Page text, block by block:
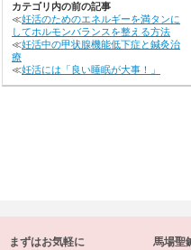
カテゴリ内の前の記事
≪妊活のためのエネルギーを満タンに
してホルモンバランスを整える方法
≪妊活中の甲状腺機能低下症と鍼灸治
療
≪妊活には「良い睡眠が大事！」
まずはお気軽に 馬場聖